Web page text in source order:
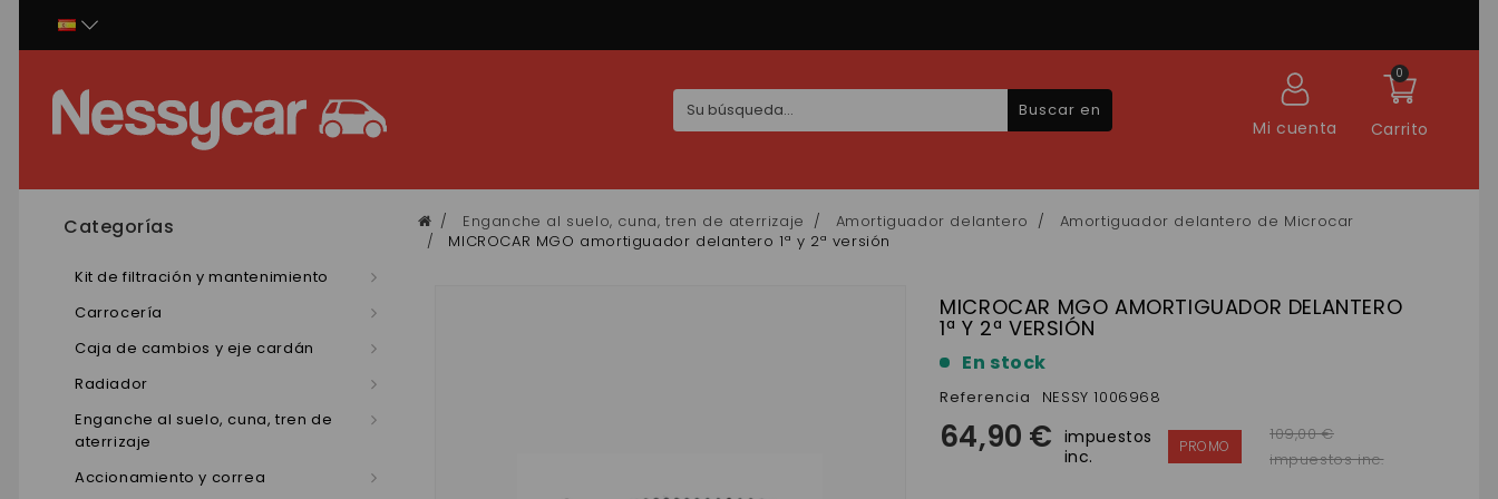
Carrito
0
Mi cuenta
Buscar en
Categorías
Kit de filtración y mantenimiento
Carrocería
Caja de cambios y eje cardán
Radiador
Enganche al suelo, cuna, tren de
aterrizaje
Accionamiento y correa
Enganche al suelo, cuna, tren de aterrizaje Amortiguador delantero
Amortiguador delantero de Microcar
MICROCAR MGO amortiguador delantero 1ª y 2ª versión
MICROCAR MGO AMORTIGUADOR DELANTERO
1ª Y 2ª VERSIÓN
En stock
Referencia NESSY 1006968
64,90 € impuestos
inc.
109,00 €
impuestos inc.